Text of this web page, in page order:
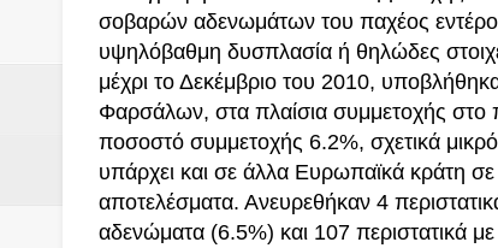
σοβαρών αδενωμάτων του παχέος
υψηλόβαθμη δυσπλασία ή θηλώδες
μέχρι το Δεκέμβριο του 2010,
Φαρσάλων, στα πλαίσια συμμετοχής
ποσοστό συμμετοχής 6.2%, σχετικά
υπάρχει και σε άλλα Ευρωπαϊκά κράτη
αποτελέσματα. Ανευρεθήκαν 4
αδενώματα (6.5%) και 107 περιστατικά